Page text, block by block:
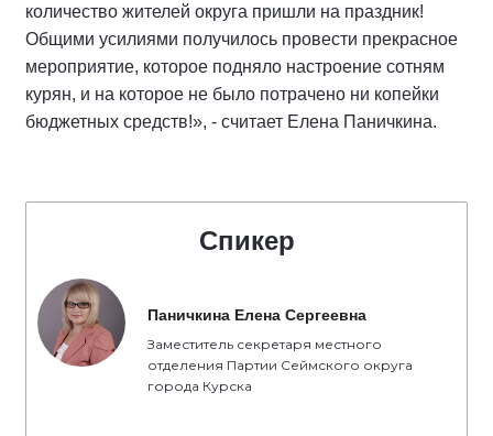
количество жителей округа пришли на праздник!
Общими усилиями получилось провести прекрасное
мероприятие, которое подняло настроение сотням
курян, и на которое не было потрачено ни копейки
бюджетных средств!», - считает Елена Паничкина.
Спикер
Паничкина Елена Сергеевна
Заместитель секретаря местного
отделения Партии Сеймского округа
города Курска